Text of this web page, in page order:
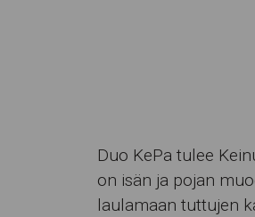
Duo KePa tulee
on isän ja pojan
laulamaan tuttujen